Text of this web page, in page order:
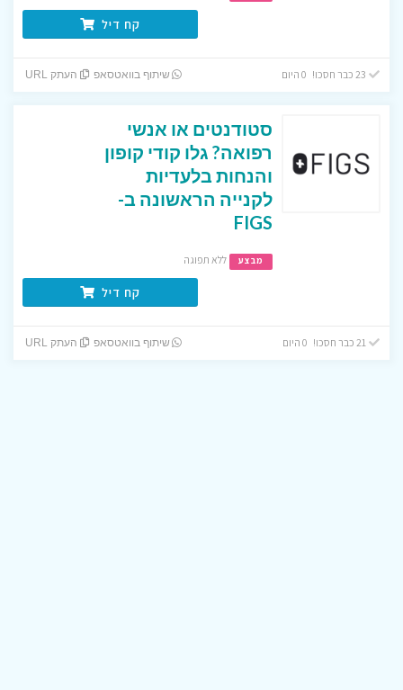
קח דיל
שיתוף בוואטסאפ העתק URL
סטודנטים או אנשי
רפואה? גלו קודי קופון
והנחות בלעדיות
לקנייה הראשונה ב-
FIGS
מבצע ללא תפוגה
קח דיל
21 כבר חסכו! 0 היום שיתוף בוואטסאפ העתק URL